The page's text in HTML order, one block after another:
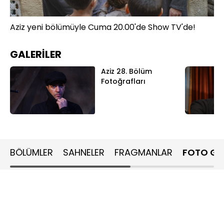
Aziz yeni bölümüyle Cuma 20.00'de Show TV'de!
GALERİLER
Aziz 28. Bölüm
Fotoğrafları
BÖLÜMLER SAHNELER FRAGMANLAR FOTO